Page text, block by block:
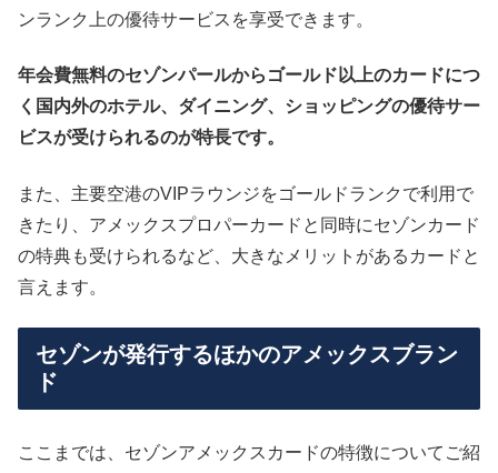
ンランク上の優待サービスを享受できます。
年会費無料のセゾンパールからゴールド以上のカードにつ
く国内外のホテル、ダイニング、ショッピングの優待サー
ビスが受けられるのが特長です。
また、主要空港のVIPラウンジをゴールドランクで利用で
きたり、アメックスプロパーカードと同時にセゾンカード
の特典も受けられるなど、大きなメリットがあるカードと
言えます。
セゾンが発行するほかのアメックスブラン
ド
ここまでは、セゾンアメックスカードの特徴についてご紹